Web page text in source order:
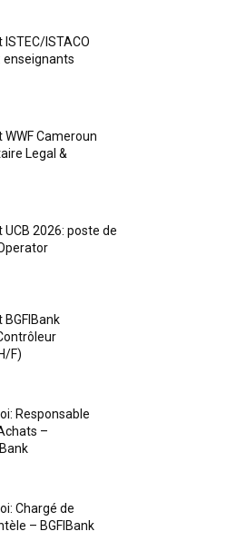
ISTACO
enseignants
Cameroun
Legal &
2026: poste de
F)
Responsable
–
Chargé de
– BGFIBank